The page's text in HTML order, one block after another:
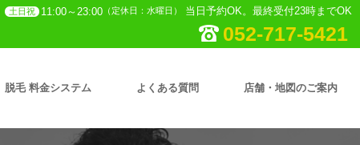
土日祝 11:00～23:00 （定休日：水曜日） 当日予約OK。最終受付23時までOK
052-717-5421
脱毛 料金システム よくある質問 店舗・地図のご案内